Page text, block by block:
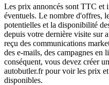
Les prix annoncés sont TTC et
éventuels. Le nombre d'offres,
potentielles et la disponibilité
depuis votre dernière visite sur
reçu des communications
des e-mails, des campagnes en
conséquent, vous devez créer
autobutler.fr pour voir les prix
disponibles.